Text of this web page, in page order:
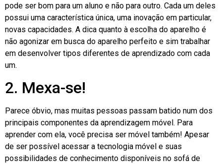
pode ser bom para um aluno e não para outro. Cada um deles
possui uma característica única, uma inovação em particular,
novas capacidades. A dica quanto à escolha do aparelho é
não agonizar em busca do aparelho perfeito e sim trabalhar
em desenvolver tipos diferentes de aprendizado com cada
um.
2. Mexa-se!
Parece óbvio, mas muitas pessoas passam batido num dos
principais componentes da aprendizagem móvel. Para
aprender com ela, você precisa ser móvel também! Apesar
de ser possível acessar a tecnologia móvel e suas
possibilidades de conhecimento disponíveis no sofá de